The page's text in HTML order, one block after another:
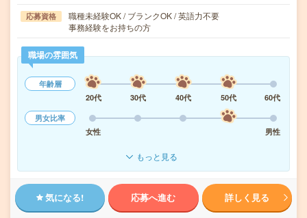
応募資格
職種未経験OK / ブランクOK / 英語力不要
事務経験をお持ちの方
職場の雰囲気
年齢層
20代
30代 40代 50代
60代
男女比率
女性
男性
もっと見る
気になる! 応募へ進む 詳しく見る